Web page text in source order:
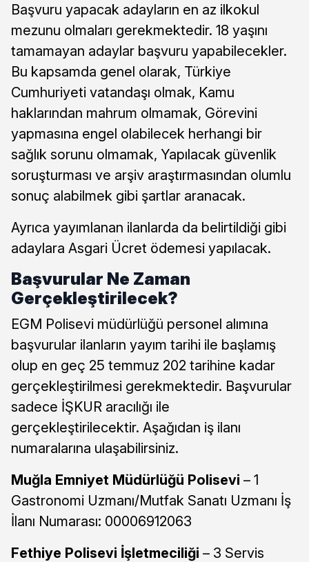
Başvuru yapacak adayların en az ilkokul
mezunu olmaları gerekmektedir. 18 yaşını
tamamayan adaylar başvuru yapabilecekler.
Bu kapsamda genel olarak, Türkiye
Cumhuriyeti vatandaşı olmak, Kamu
haklarından mahrum olmamak, Görevini
yapmasına engel olabilecek herhangi bir
sağlık sorunu olmamak, Yapılacak güvenlik
soruşturması ve arşiv araştırmasından olumlu
sonuç alabilmek gibi şartlar aranacak.
Ayrıca yayımlanan ilanlarda da belirtildiği gibi
adaylara Asgari Ücret ödemesi yapılacak.
Başvurular Ne Zaman
Gerçekleştirilecek?
EGM Polisevi müdürlüğü personel alımına
başvurular ilanların yayım tarihi ile başlamış
olup en geç 25 temmuz 202 tarihine kadar
gerçekleştirilmesi gerekmektedir. Başvurular
sadece İŞKUR aracılığı ile
gerçekleştirilecektir. Aşağıdan iş ilanı
numaralarına ulaşabilirsiniz.
Muğla Emniyet Müdürlüğü Polisevi – 1
Gastronomi Uzmanı/Mutfak Sanatı Uzmanı İş
İlanı Numarası: 00006912063
Fethiye Polisevi İşletmeciliği – 3 Servis